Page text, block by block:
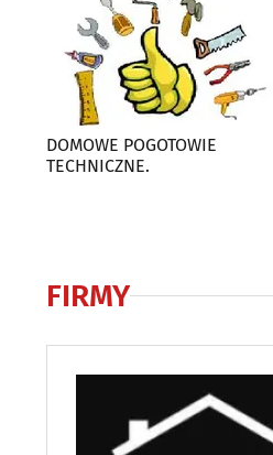
DOMOWE POGOTOWIE
TECHNICZNE.
FIRMY